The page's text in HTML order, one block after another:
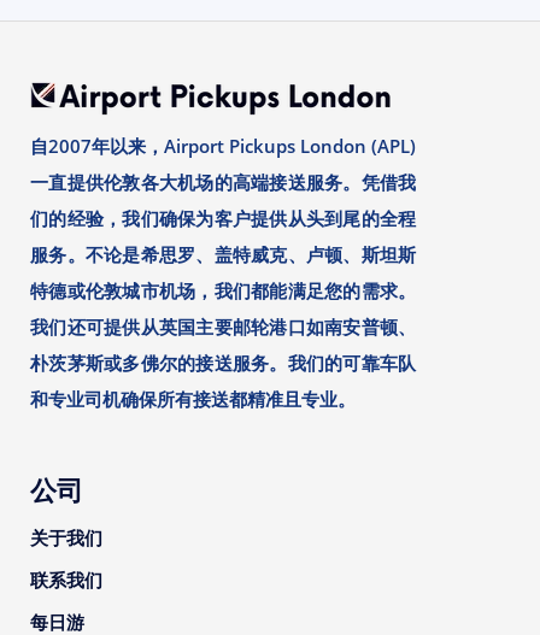
自2007年以来，Airport Pickups London (APL)
一直提供伦敦各大机场的高端接送服务。凭借我
们的经验，我们确保为客户提供从头到尾的全程
服务。不论是希思罗、盖特威克、卢顿、斯坦斯
特德或伦敦城市机场，我们都能满足您的需求。
我们还可提供从英国主要邮轮港口如南安普顿、
朴茨茅斯或多佛尔的接送服务。我们的可靠车队
和专业司机确保所有接送都精准且专业。
公司
关于我们
联系我们
每日游